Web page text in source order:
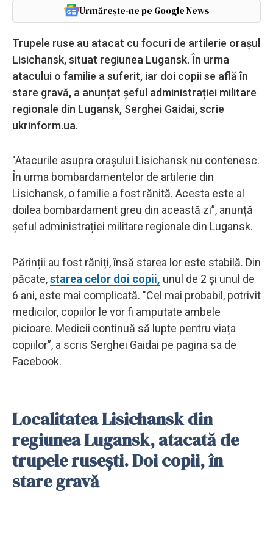
Urmărește-ne pe Google News
Trupele ruse au atacat cu focuri de artilerie orașul
Lisichansk, situat regiunea Lugansk. În urma
atacului o familie a suferit, iar doi copii se află în
stare gravă, a anunțat șeful administrației militare
regionale din Lugansk, Serghei Gaidai, scrie
ukrinform.ua.
"Atacurile asupra orașului Lisichansk nu contenesc.
În urma bombardamentelor de artilerie din
Lisichansk, o familie a fost rănită. Acesta este al
doilea bombardament greu din această zi”, anunță
șeful administrației militare regionale din Lugansk.
Părinții au fost răniți, însă starea lor este stabilă. Din
păcate,starea celor doi copii, unul de 2 și unul de
6 ani, este mai complicată. "Cel mai probabil, potrivit
medicilor, copiilor le vor fi amputate ambele
picioare. Medicii continuă să lupte pentru viața
copiilor”, a scris Serghei Gaidai pe pagina sa de
Facebook.
Localitatea Lisichansk din
regiunea Lugansk, atacată de
trupele rusești. Doi copii, în
stare gravă